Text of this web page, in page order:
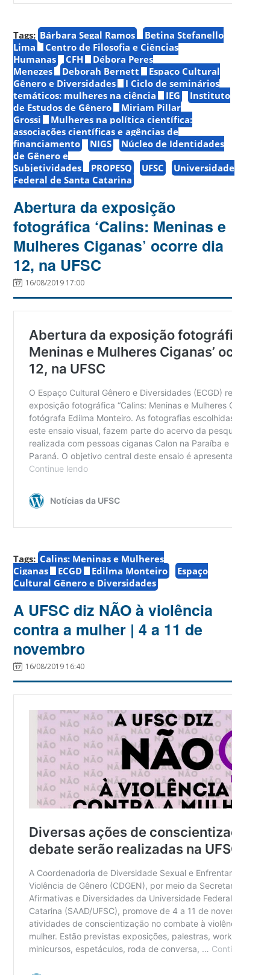
Tags: Bárbara Segal Ramos
Betina Stefanello
Lima
Centro de Filosofia e Ciências
Humanas
CFH
Débora Peres
Menezes
Deborah Bernett
Espaço Cultural
Gênero e Diversidades
I Ciclo de seminários
temáticos: mulheres na ciência
IEG
Instituto
de Estudos de Gênero
Miriam Pillar
Grossi
Mulheres na política científica:
associações científicas e agências de
financiamento
NIGS
Núcleo de Identidades
de Gênero e
Subjetividades
PROPESQ UFSC
Universidade
Federal de Santa Catarina
Abertura da exposição
fotográfica ‘Calins: Meninas e
Mulheres Ciganas’ ocorre dia
12, na UFSC
16/08/2019 17:00
Tags: Calins: Meninas e Mulheres
Ciganas
ECGD Edilma Monteiro
Espaço
Cultural Gênero e Diversidades
A UFSC diz NÃO à violência
contra a mulher | 4 a 11 de
novembro
16/08/2019 16:40